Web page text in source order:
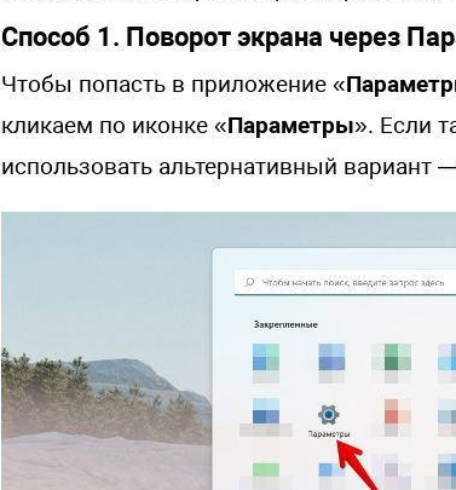
Способ 1. Поворот экрана через
Чтобы попасть в приложение «
кликаем по иконке «Параметры». Если
использовать альтернативный вариант